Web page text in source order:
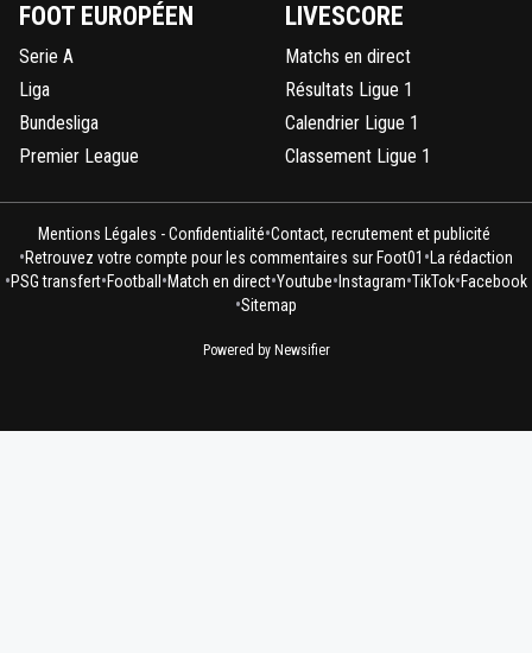
FOOT EUROPÉEN
Serie A
Liga
Bundesliga
Premier League
LIVESCORE
Matchs en direct
Résultats Ligue 1
Calendrier Ligue 1
Classement Ligue 1
Mentions Légales - Confidentialité•Contact, recrutement et publicité
•Retrouvez votre compte pour les commentaires sur Foot01 • La rédaction
•PSG transfert•Football •Match en direct•Youtube• Instagram•TikTok•Facebook
•Sitemap
Powered by Newsifier